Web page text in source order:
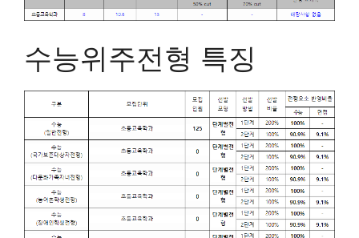
수능위주전형 특징